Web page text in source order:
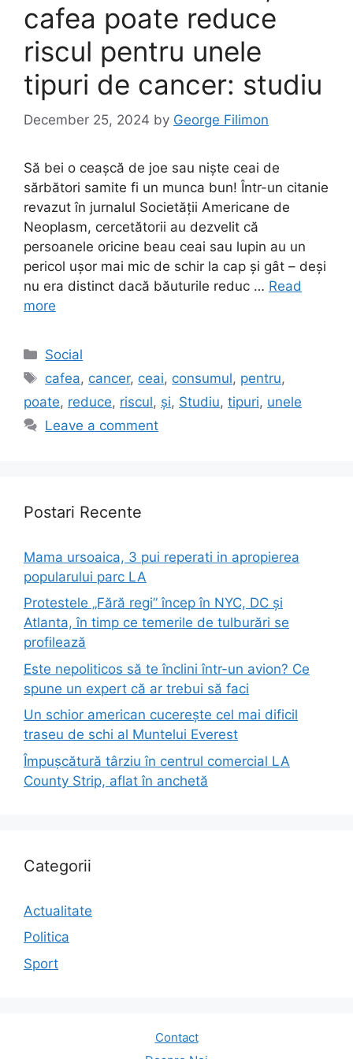
cafea poate reduce
riscul pentru unele
tipuri de cancer: studiu
December 25, 2024 by George Filimon
Să bei o ceașcă de joe sau niște ceai de
sărbători samite fi un munca bun! Într-un citanie
revazut în jurnalul Societății Americane de
Neoplasm, cercetătorii au dezvelit că
persoanele oricine beau ceai sau lupin au un
pericol ușor mai mic de schir la cap și gât – deși
nu era distinct dacă băuturile reduc … Read
more
Categories
Social
Tags
cafea, cancer, ceai, consumul, pentru,
poate, reduce, riscul, și, Studiu, tipuri, unele
Leave a comment
Postari Recente
Mama ursoaica, 3 pui reperati in apropierea
popularului parc LA
Protestele „Fără regi” încep în NYC, DC și
Atlanta, în timp ce temerile de tulburări se
profilează
Este nepoliticos să te înclini într-un avion? Ce
spune un expert că ar trebui să faci
Un schior american cucerește cel mai dificil
traseu de schi al Muntelui Everest
Împușcătură târziu în centrul comercial LA
County Strip, aflat în anchetă
Categorii
Actualitate
Politica
Sport
Contact